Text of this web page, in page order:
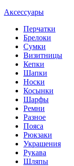
Аксессуары
Перчатки
Брелоки
Сумки
Визитницы
Кепки
Шапки
Носки
Косынки
Шарфы
Ремни
Разное
Пояса
Рюкзаки
Украшения
Рукава
Шляпы